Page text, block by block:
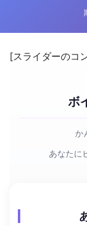
[スライダーのコ
ボ
か
あなたに